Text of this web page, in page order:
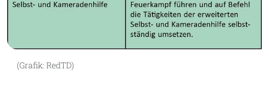
(Grafik: RedTD)